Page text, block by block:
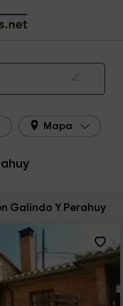
2026
Mapa
Galindo Y Perahuy